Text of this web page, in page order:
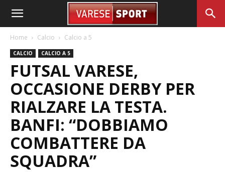
Home Calcio Calcio a 5
CALCIO CALCIO A 5
FUTSAL VARESE,
OCCASIONE DERBY PER
RIALZARE LA TESTA.
BANFI: “DOBBIAMO
COMBATTERE DA
SQUADRA”